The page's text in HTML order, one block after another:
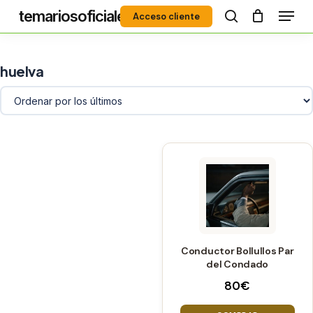
temariosoficiales
Acceso cliente
search
Menú
huelva
80€
Conductor Bollullos Par
del Condado